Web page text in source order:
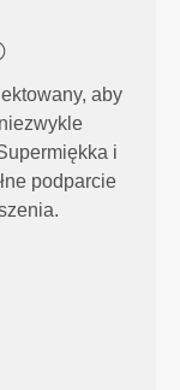
aby
i
podparcie